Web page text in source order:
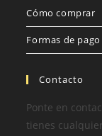
Cómo comprar
Formas de pago
Contacto
Ponte en
tienes